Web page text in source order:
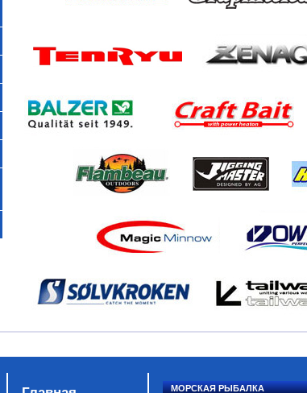
МОРСКАЯ РЫБАЛКА